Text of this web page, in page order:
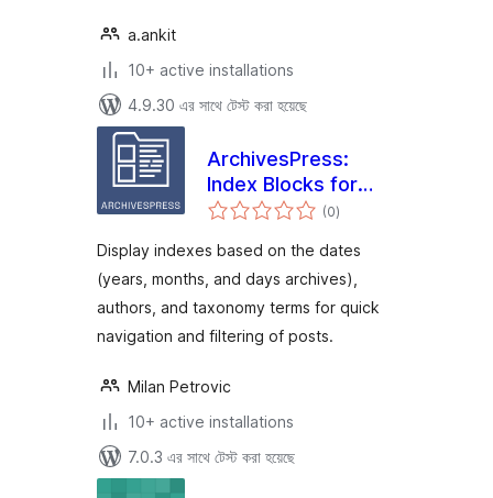
a.ankit
10+ active installations
4.9.30 এর সাথে টেস্ট করা হয়েছে
ArchivesPress:
Index Blocks for
WordPress
(0total
ratings
)
Display indexes based on the dates
(years, months, and days archives),
authors, and taxonomy terms for quick
navigation and filtering of posts.
Milan Petrovic
10+ active installations
7.0.3 এর সাথে টেস্ট করা হয়েছে